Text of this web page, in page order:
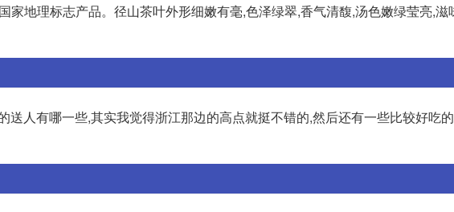
家地理标志产品。径山茶叶外形细嫩有毫,色泽绿翠,香气清馥,汤色嫩绿莹亮,滋
送人有哪一些,其实我觉得浙江那边的高点就挺不错的,然后还有一些比较好吃